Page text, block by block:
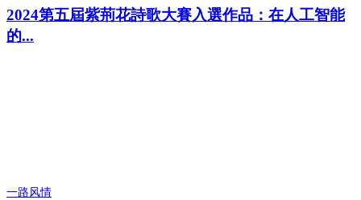
2024第五屆紫荊花詩歌大賽入選作品：在人工智能
的...
一路风情